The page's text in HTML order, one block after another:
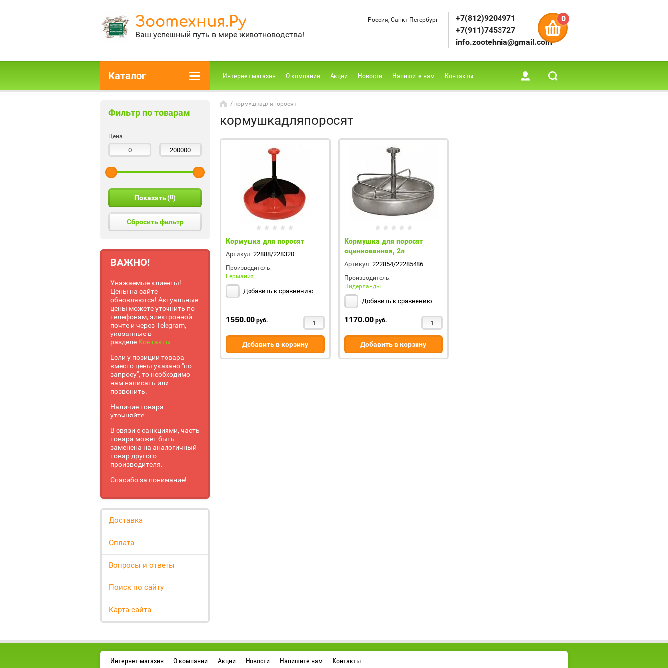
Зоотехния.Ру
Ваш успешный путь в мире животноводства!
Россия, Санкт Петербург
+7(812)9204971
+7(911)7453727
info.zootehnia@gmail.com
0
Каталог Интернет-магазин О компании Акции Новости Напишите нам Контакты
Фильтр по товарам
Цена
Показать (0)
Сбросить фильтр
ВАЖНО!
Уважаемые клиенты!
Цены на сайте
обновляются! Актуальные
цены можете уточнить по
телефонам, электронной
почте и через Telegram,
указанные в
разделе Контакты
Если у позиции товара
вместо цены указано "по
запросу", то необходимо
нам написать или
позвонить.
Наличие товара
уточняйте.
В связи с санкциями, часть
товара может быть
заменена на аналогичный
товар другого
производителя.
Спасибо за понимание!
Доставка
Оплата
Вопросы и ответы
Поиск по сайту
Карта сайта
/ кормушкадляпоросят
кормушкадляпоросят
Кормушка для поросят
Артикул: 22888/228320
Производитель:
Германия
Добавить к сравнению
1550.00 руб.
Добавить в корзину
Кормушка для поросят
оцинкованная, 2л
Артикул:222854/22285486
Производитель:
Нидерланды
Добавить к сравнению
1170.00руб.
Добавить в корзину
Интернет-магазин О компании Акции Новости Напишите нам Контакты